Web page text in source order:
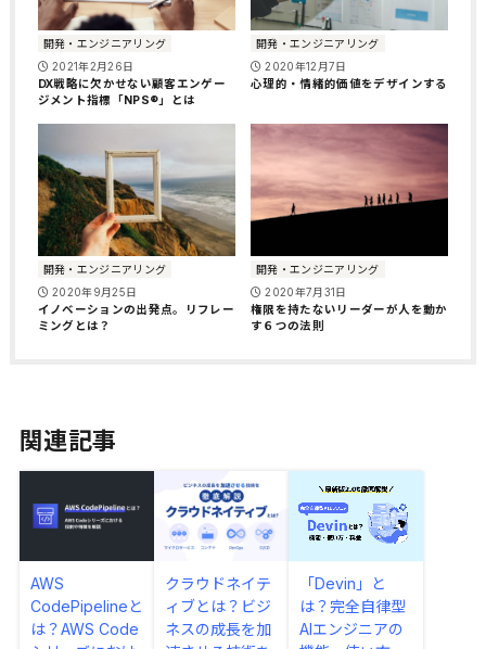
開発・エンジニアリング
2021年2月26日
DX戦略に欠かせない顧客エンゲー
ジメント指標「NPS®」とは
開発・エンジニアリング
2020年12月7日
心理的・情緒的価値をデザインする
開発・エンジニアリング
2020年9月25日
イノベーションの出発点。リフレー
ミングとは？
開発・エンジニアリング
2020年7月31日
権限を持たないリーダーが人を動か
す６つの法則
関連記事
AWS
CodePipelineと
は？AWS Code
クラウドネイテ
ィブとは？ビジ
ネスの成長を加
「Devin」と
は？完全自律型
AIエンジニアの